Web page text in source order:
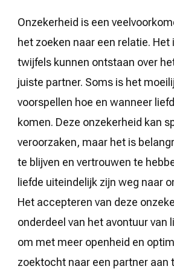
Onzekerheid is een
het zoeken naar een relatie.
twijfels kunnen ontstaan over
juiste partner. Soms is het
voorspellen hoe en wanneer
komen. Deze onzekerheid kan
veroorzaken, maar het is
te blijven en vertrouwen te
liefde uiteindelijk zijn weg naar
Het accepteren van deze
onderdeel van het avontuur van
om met meer openheid en
zoektocht naar een partner aan